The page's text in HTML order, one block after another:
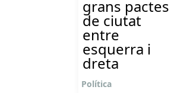
grans pactes
de ciutat
entre
esquerra i
dreta
Política